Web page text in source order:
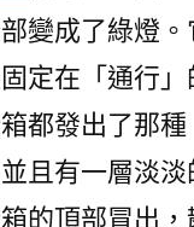
變成了綠燈
定在「通行」
都發出了那
且有一層淡
的頂部冒出